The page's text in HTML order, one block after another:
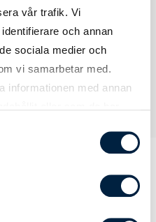
vår trafik. Vi
och annan
sociala medier och
vi samarbetar med.
informationen med annan
(hela bandens utsida)